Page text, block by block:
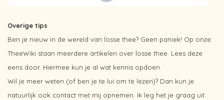
Overige tips
Ben je nieuw in de wereld van losse thee? Geen paniek! Op onze
TheeWiki staan meerdere artikelen over losse thee. Lees deze
eens door. Hiermee kun je al wat kennis opdoen.
Wil je meer weten (of ben je te lui om te lezen)? Dan kun je
natuurlijk ook contact met mij opnemen. Ik leg het je graag uit.